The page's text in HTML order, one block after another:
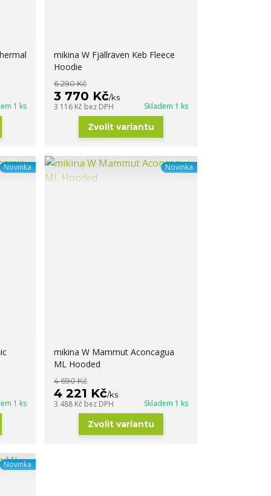
1 ks
mikina W Fjällräven Keb Fleece
Hoodie
6 290 Kč
3 770 Kč/ks
3 116 Kč bez DPH Skladem 1 ks
Zvolit variantu
Novinka
1 ks
Novinka
mikina W Mammut Aconcagua
ML Hooded
4 690 Kč
4 221 Kč/ks
3 488 Kč bez DPH Skladem 1 ks
Zvolit variantu
Novinka